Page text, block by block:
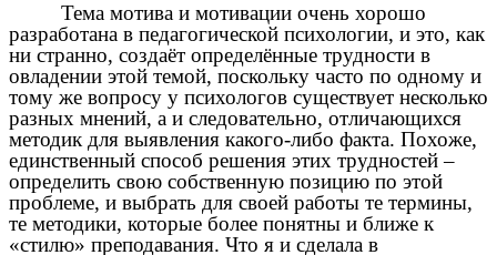
Тема мотива и мотивации очень хорошо
разработана в педагогической психологии, и это, как
ни странно, создаёт определённые трудности в
овладении этой темой, поскольку часто по одному и
тому же вопросу у психологов существует несколько
разных мнений, а и следовательно, отличающихся
методик для выявления какого-либо факта. Похоже,
единственный способ решения этих трудностей –
определить свою собственную позицию по этой
проблеме, и выбрать для своей работы те термины,
те методики, которые более понятны и ближе к
«стилю» преподавания. Что я и сделала в